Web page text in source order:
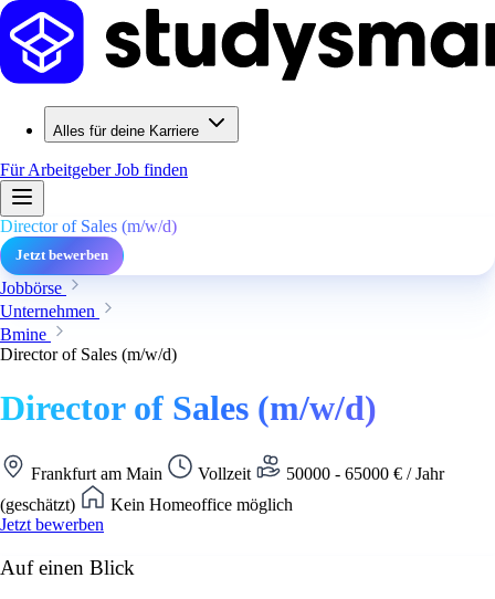
Alles für deine Karriere
Für ArbeitgeberJob finden
Director of Sales (m/w/d)
Jetzt bewerben
Jobbörse
Unternehmen
Bmine
Director of Sales (m/w/d)
Director of Sales (m/w/d)
Frankfurt am Main Vollzeit
50000 - 65000 € / Jahr
(geschätzt)
Kein Homeoffice möglich
Jetzt bewerben
Auf einen Blick